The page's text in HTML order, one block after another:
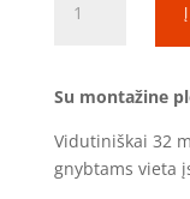
kiekis:
SD060420-
1S-
(32mod.)
Su montažine
Vidutiniškai 32
gnybtams vieta